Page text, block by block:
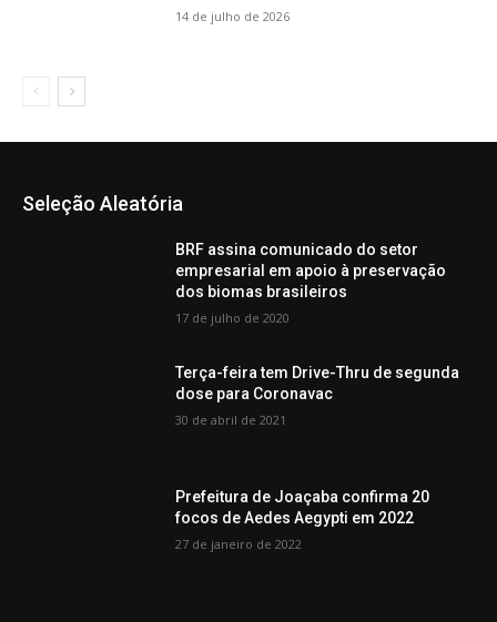
14 de julho de 2026
Seleção Aleatória
BRF assina comunicado do setor
empresarial em apoio à preservação
dos biomas brasileiros
17 de julho de 2020
Terça-feira tem Drive-Thru de segunda
dose para Coronavac
30 de abril de 2021
Prefeitura de Joaçaba confirma 20
focos de Aedes Aegypti em 2022
27 de janeiro de 2022